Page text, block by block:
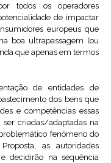
todos os operadores
de impactar
europeus que
boa ultrapassagem (ou
que apenas em termos
de entidades de
dos bens que
e competências essas
criadas/adaptadas na
fenómeno do
as autoridades
decidirão na sequência